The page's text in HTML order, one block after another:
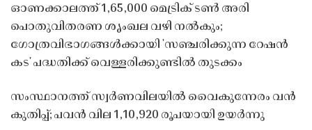
ഓണക്കാലത്ത് 1,65,000 മെട്രിക് ടൺ അരി
പൊതുവിതരണ ശൃംഖല വഴി നൽകും;
ഗോത്രവിഭാഗങ്ങൾക്കായി 'സഞ്ചരിക്കുന്ന റേഷൻ
കട' പദ്ധതിക്ക് വെള്ളരിക്കുണ്ടിൽ തുടക്കം
സംസ്ഥാനത്ത് സ്വർണവിലയിൽ വൈകുന്നേരം വൻ
കുതിപ്പ്; പവൻ വില 1,10,920 രൂപയായി ഉയർന്നു